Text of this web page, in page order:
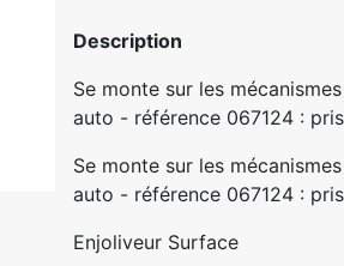
Description
Se monte sur les
auto - référence 067124 :
Se monte sur les
auto - référence 067124 :
Enjoliveur Surface